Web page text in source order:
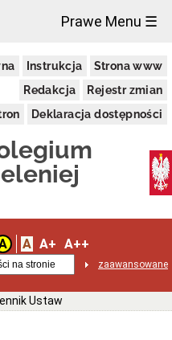
Prawe Menu ☰
Instrukcja
Strona www
Redakcja
Rejestr zmian
Deklaracja dostępności
A A+ A++
zaawansowane
Ustaw
×